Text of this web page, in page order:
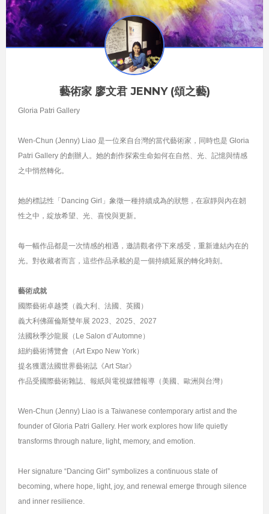
藝術家 廖文君 JENNY (頌之藝)
Gloria Patri Gallery
Wen-Chun (Jenny) Liao 是一位來自台灣的當代藝術家，同時也是 Gloria
Patri Gallery 的創辦人。她的創作探索生命如何在自然、光、記憶與情感
之中悄然轉化。
她的標誌性「Dancing Girl」象徵一種持續成為的狀態，在寂靜與內在韌
性之中，綻放希望、光、喜悅與更新。
每一幅作品都是一次情感的相遇，邀請觀者停下來感受，重新連結內在的
光。對收藏者而言，這些作品承載的是一個持續延展的轉化時刻。
藝術成就
國際藝術卓越獎（義大利、法國、英國）
義大利佛羅倫斯雙年展 2023、2025、2027
法國秋季沙龍展（Le Salon d’Automne）
紐約藝術博覽會（Art Expo New York）
提名獲選法國世界藝術誌《Art Star》
作品受國際藝術雜誌、報紙與電視媒體報導（美國、歐洲與台灣）
Wen-Chun (Jenny) Liao is a Taiwanese contemporary artist and the
founder of Gloria Patri Gallery. Her work explores how life quietly
transforms through nature, light, memory, and emotion.
Her signature “Dancing Girl” symbolizes a continuous state of
becoming, where hope, light, joy, and renewal emerge through silence
and inner resilience.